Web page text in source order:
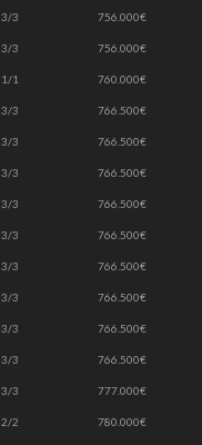
3/3 756.000€
3/3 756.000€
1/1 760.000€
3/3 766.500€
3/3 766.500€
3/3 766.500€
3/3 766.500€
3/3 766.500€
3/3 766.500€
3/3 766.500€
3/3 766.500€
3/3 766.500€
3/3 777.000€
2/2 780.000€